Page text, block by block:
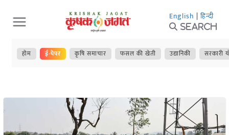
Skip
to
content
English | हिन्दी
Search
होम ई-पेपर कृषि समाचार फसल की खेती उद्यानिकी सरकारी